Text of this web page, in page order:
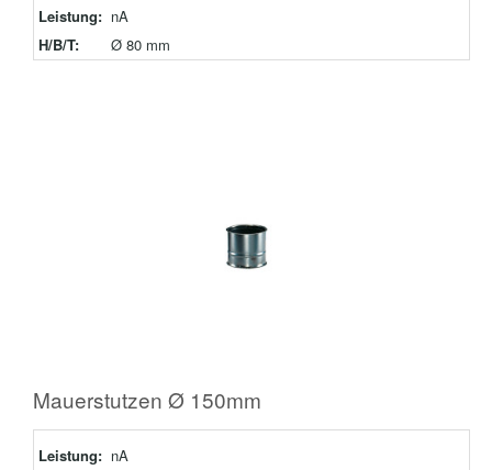
Leistung: nA
H/B/T:
Ø 80 mm
Mauerstutzen Ø 150mm
Leistung: nA